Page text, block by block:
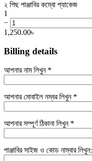
২ পিছ পাঞ্জাবির কম্বো প্যাকেজ
1
−
1,250.00৳
Billing details
আপনার নাম লিখুন *
আপনার মোবাইল নম্বর লিখুন *
আপনার সম্পূর্ণ ঠিকানা লিখুন *
পাঞ্জাবির সাইজ ও কোড নাম্বার লিখুন: